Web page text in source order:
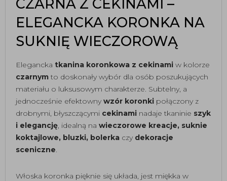
CZARNA Z CEKINAMI –
ELEGANCKA KORONKA NA
SUKNIĘ WIECZOROWĄ
Elegancka tkanina koronkowa z cekinami w kolorze
czarnym to doskonały wybór dla osób poszukujących
materiału o luksusowym charakterze. Subtelny, a
jednocześnie efektowny wzór koronki połączony z
drobnymi, błyszczącymi cekinami nadaje tkaninie szyk
i elegancję, idealną na wieczorowe kreacje, suknie
koktajlowe, bluzki, bolerka czy dekoracje
sceniczne.
Włoska koronka pięknie się układa, jest miękka w